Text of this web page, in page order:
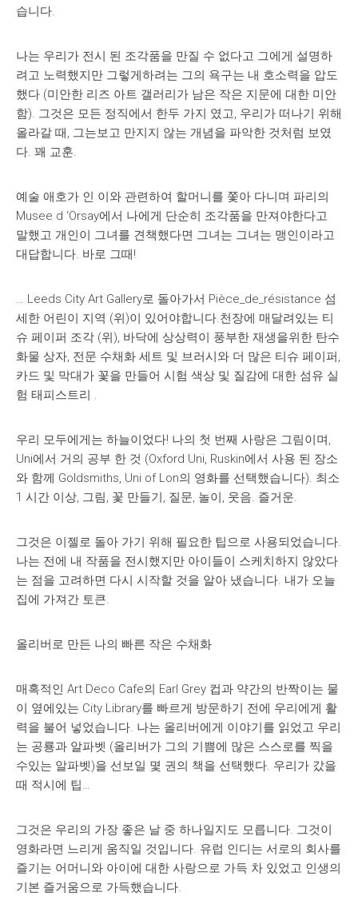
습니다.
나는 우리가 전시 된 조각품을 만질 수 없다고 그에게 설명하
려고 노력했지만 그렇게하려는 그의 욕구는 내 호소력을 압도
했다 (미안한 리즈 아트 갤러리가 남은 작은 지문에 대한 미안
함). 그것은 모든 정직에서 한두 가지 였고, 우리가 떠나기 위해
올라갈 때, 그는보고 만지지 않는 개념을 파악한 것처럼 보였
다. 꽤 교훈.
예술 애호가 인 이와 관련하여 할머니를 쫓아 다니며 파리의
Musee d ‘Orsay에서 나에게 단순히 조각품을 만져야한다고
말했고 개인이 그녀를 견책했다면 그녀는 그녀는 맹인이라고
대답합니다. 바로 그때!
… Leeds City Art Gallery로 돌아가서 Pièce_de_résistance 섬
세한 어린이 지역 (위)이 있어야합니다.천장에 매달려있는 티
슈 페이퍼 조각 (위), 바닥에 상상력이 풍부한 재생을위한 탄수
화물 상자, 전문 수채화 세트 및 브러시와 더 많은 티슈 페이퍼,
카드 및 막대가 꽃을 만들어 시험 색상 및 질감에 대한 섬유 실
험 태피스트리 .
우리 모두에게는 하늘이었다! 나의 첫 번째 사랑은 그림이며,
Uni에서 거의 공부 한 것 (Oxford Uni, Ruskin에서 사용 된 장소
와 함께 Goldsmiths, Uni of Lon의 영화를 선택했습니다). 최소
1 시간 이상, 그림, 꽃 만들기, 질문, 놀이, 웃음. 즐거운.
그것은 이젤로 돌아 가기 위해 필요한 팁으로 사용되었습니다.
나는 전에 내 작품을 전시했지만 아이들이 스케치하지 않았다
는 점을 고려하면 다시 시작할 것을 알아 냈습니다. 내가 오늘
집에 가져간 토큰.
올리버로 만든 나의 빠른 작은 수채화
매혹적인 Art Deco Cafe의 Earl Grey 컵과 약간의 반짝이는 물
이 옆에있는 City Library를 빠르게 방문하기 전에 우리에게 활
력을 불어 넣었습니다. 나는 올리버에게 이야기를 읽었고 우리
는 공룡과 알파벳 (올리버가 그의 기쁨에 많은 스스로를 찍을
수있는 알파벳)을 선보일 몇 권의 책을 선택했다. 우리가 갔을
때 적시에 팁…
그것은 우리의 가장 좋은 날 중 하나일지도 모릅니다. 그것이
영화라면 느리게 움직일 것입니다. 유럽 인디는 서로의 회사를
즐기는 어머니와 아이에 대한 사랑으로 가득 차 있었고 인생의
기본 즐거움으로 가득했습니다.